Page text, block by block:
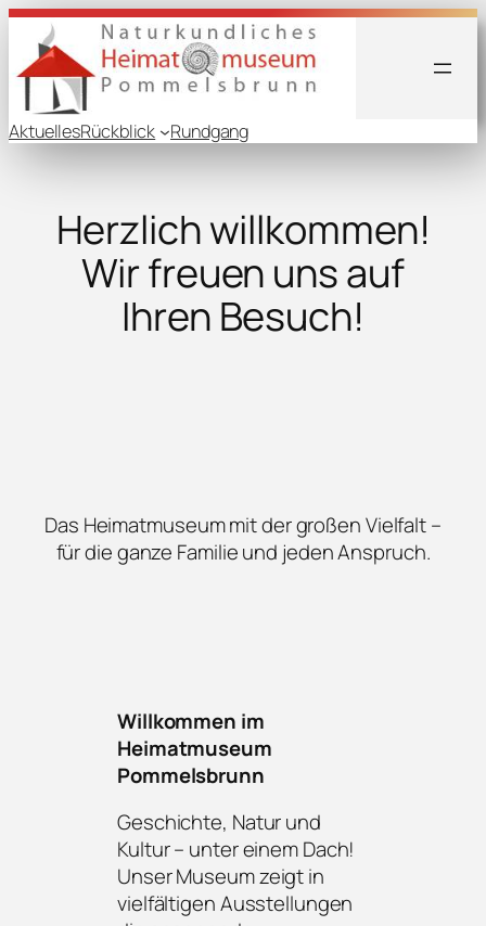
AktuellesRückblick Rundgang
Herzlich willkommen!
Wir freuen uns auf
Ihren Besuch!
Das Heimatmuseum mit der großen Vielfalt –
für die ganze Familie und jeden Anspruch.
Willkommen im
Heimatmuseum
Pommelsbrunn
Geschichte, Natur und
Kultur – unter einem Dach!
Unser Museum zeigt in
vielfältigen Ausstellungen